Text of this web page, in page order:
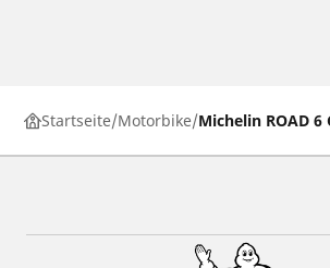
Startseite Motorbike Michelin ROAD 6